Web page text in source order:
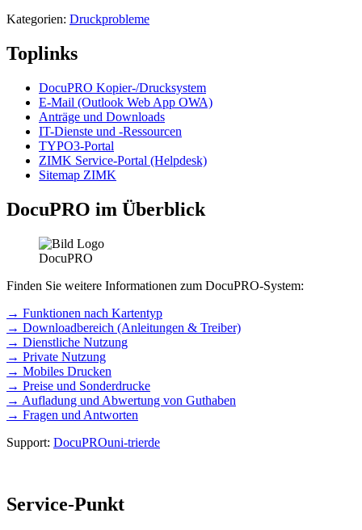
Kategorien: Druckprobleme
Toplinks
DocuPRO Kopier-/Drucksystem
E-Mail (Outlook Web App OWA)
Anträge und Downloads
IT-Dienste und -Ressourcen
TYPO3-Portal
ZIMK Service-Portal (Helpdesk)
Sitemap ZIMK
DocuPRO im Überblick
Finden Sie weitere Informationen zum DocuPRO-System:
→ Funktionen nach Kartentyp
→ Downloadbereich (Anleitungen & Treiber)
→ Dienstliche Nutzung
→ Private Nutzung
→ Mobiles Drucken
→ Preise und Sonderdrucke
→ Aufladung und Abwertung von Guthaben
→ Fragen und Antworten
Support: DocuPROuni-trierde
Service-Punkt